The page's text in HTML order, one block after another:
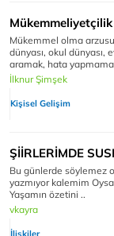
Mükemmeliyetçilik
Mükemmel olma
dünyası, okul dünyası,
aramak, hata
İlknur Şimşek
Kişisel Gelişim
ŞİİRLERİMDE
Bu günlerde söylemez
yazmıyor kalemim
Yaşamın özetini ..
vkayra